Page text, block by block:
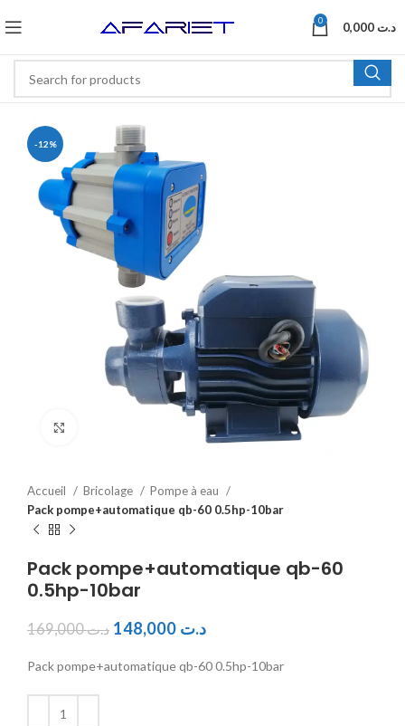
0 د.ت
-12%
Accueil Bricolage
Pompe à eau
Pack pompe+automatique qb-60 0.5hp-10bar
Pack pompe+automatique qb-60
0.5hp-10bar
د.ت169,000 د.ت
Pack pompe+automatique qb-60 0.5hp-10bar